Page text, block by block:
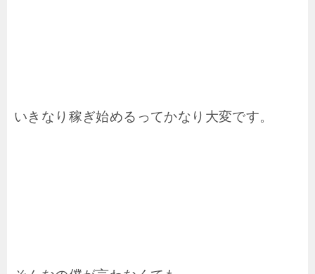
いきなり稼ぎ始めるってかなり大変です。